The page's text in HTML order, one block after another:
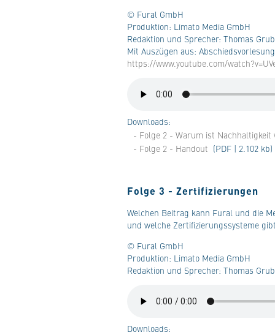
© Fural GmbH
Produktion: Limato Media GmbH
Redaktion und Sprecher: Thomas
Mit Auszügen aus:
https://www.youtube.com/
Downloads:
- Folge 2 - Warum ist Nachhaltigkeit
- Folge 2 - Handout (PDF | 2.102 kb)
Folge 3 - Zertifizierungen
Welchen Beitrag kann Fural und die
und welche Zertifizierungssysteme
© Fural GmbH
Produktion: Limato Media GmbH
Redaktion und Sprecher: Thomas
Downloads: